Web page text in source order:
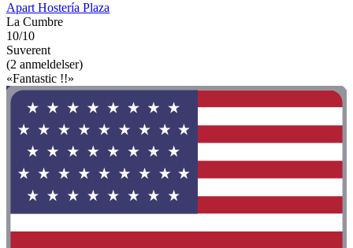
Apart Hostería Plaza
La Cumbre
10/10
Suverent
(2 anmeldelser)
«Fantastic !!»